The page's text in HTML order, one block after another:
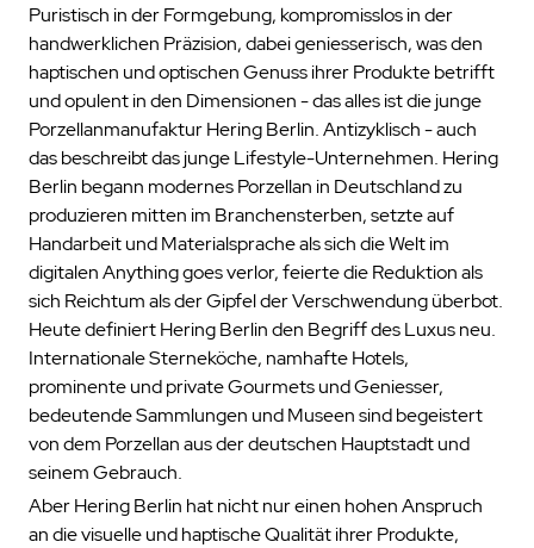
Puristisch in der Formgebung, kompromisslos in der
handwerklichen Präzision, dabei geniesserisch, was den
haptischen und optischen Genuss ihrer Produkte betrifft
und opulent in den Dimensionen - das alles ist die junge
Porzellanmanufaktur Hering Berlin. Antizyklisch - auch
das beschreibt das junge Lifestyle-Unternehmen. Hering
Berlin begann modernes Porzellan in Deutschland zu
produzieren mitten im Branchensterben, setzte auf
Handarbeit und Materialsprache als sich die Welt im
digitalen Anything goes verlor, feierte die Reduktion als
sich Reichtum als der Gipfel der Verschwendung überbot.
Heute definiert Hering Berlin den Begriff des Luxus neu.
Internationale Sterneköche, namhafte Hotels,
prominente und private Gourmets und Geniesser,
bedeutende Sammlungen und Museen sind begeistert
von dem Porzellan aus der deutschen Hauptstadt und
seinem Gebrauch.
Aber Hering Berlin hat nicht nur einen hohen Anspruch
an die visuelle und haptische Qualität ihrer Produkte,